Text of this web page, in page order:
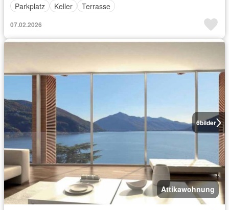
Parkplatz
Keller Terrasse
07.02.2026
6bilder
Attikawohnung